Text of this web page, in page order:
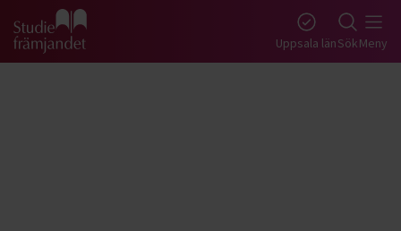
Gå till studiefrämjandets startsida Uppsala länSökMeny